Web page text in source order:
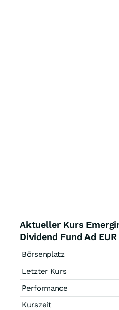
Aktueller Kurs
Dividend Fund Ad EUR
Börsenplatz
Letzter Kurs
Performance
Kurszeit